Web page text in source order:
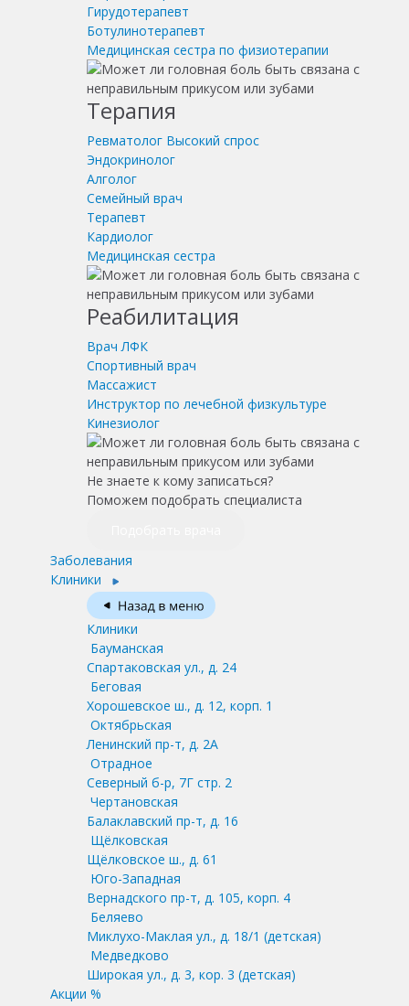
Гирудотерапевт
Ботулинотерапевт
Медицинская сестра по физиотерапии
Терапия
Ревматолог Высокий спрос
Эндокринолог
Алголог
Семейный врач
Терапевт
Кардиолог
Медицинская сестра
Реабилитация
Врач ЛФК
Спортивный врач
Массажист
Инструктор по лечебной физкультуре
Кинезиолог
Не знаете к кому записаться?
Поможем подобрать специалиста
Заболевания
Клиники
Клиники
Бауманская
Спартаковская ул., д. 24
Беговая
Хорошевское ш., д. 12, корп. 1
Октябрьская
Ленинский пр-т, д. 2А
Отрадное
Северный б-р, 7Г стр. 2
Чертановская
Балаклавский пр-т, д. 16
Щёлковская
Щёлковское ш., д. 61
Юго-Западная
Вернадского пр-т, д. 105, корп. 4
Беляево
Миклухо-Маклая ул., д. 18/1 (детская)
Медведково
Широкая ул., д. 3, кор. 3 (детская)
Акции %